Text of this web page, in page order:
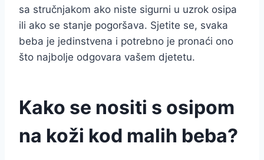
sa stručnjakom ako niste sigurni u uzrok osipa
ili ako se stanje pogoršava. Sjetite se, svaka
beba je jedinstvena i potrebno je pronaći ono
što najbolje odgovara vašem djetetu.
Kako se nositi s osipom
na koži kod malih beba?